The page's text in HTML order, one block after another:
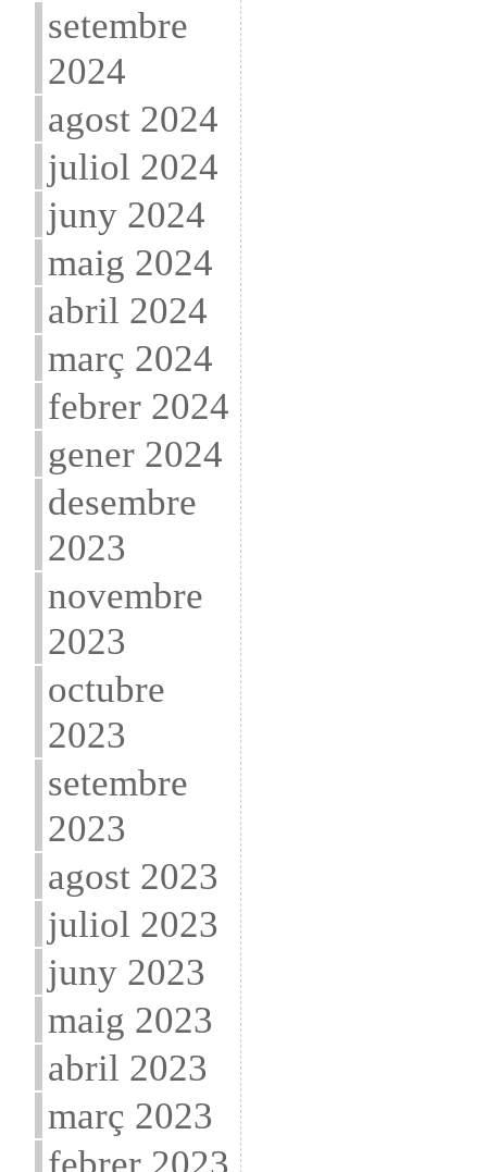
setembre
2024
agost 2024
juliol 2024
juny 2024
maig 2024
abril 2024
març 2024
febrer 2024
gener 2024
desembre
2023
novembre
2023
octubre
2023
setembre
2023
agost 2023
juliol 2023
juny 2023
maig 2023
abril 2023
març 2023
febrer 2023